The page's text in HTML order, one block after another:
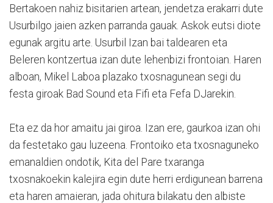
Bertakoen nahiz bisitarien artean, jendetza erakarri dute
Usurbilgo jaien azken parranda gauak. Askok eutsi diote
egunak argitu arte. Usurbil Izan bai taldearen eta
Beleren kontzertua izan dute lehenbizi frontoian. Haren
alboan, Mikel Laboa plazako txosnagunean segi du
festa giroak Bad Sound eta Fifi eta Fefa DJarekin.
Eta ez da hor amaitu jai giroa. Izan ere, gaurkoa izan ohi
da festetako gau luzeena. Frontoiko eta txosnaguneko
emanaldien ondotik, Kita del Pare txaranga
txosnakoekin kalejira egin dute herri erdigunean barrena
eta haren amaieran, jada ohitura bilakatu den albiste